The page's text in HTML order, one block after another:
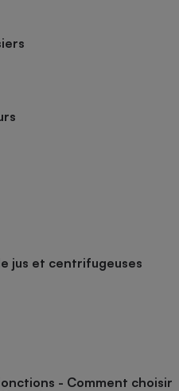
jus et centrifugeuses
- Comment choisir